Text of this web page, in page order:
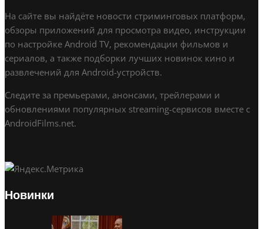
На сайте вы найдёте новости стриминговых платформ,
обзоры приложений для просмотра видео, инструкции
по настройке Android TV, рекомендации фильмов и
сериалов, а также подборки лучших новинок кино и
развлечений для Android-устройств.
Следите за премьерами, анонсами, трейлерами и
обновлениями популярных streaming-сервисов вместе с
AndroidFilms.net.
Новинки